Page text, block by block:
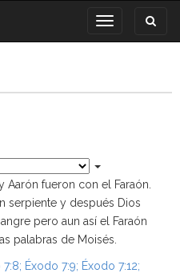
Toggle
navigation
Aarón fueron con el Faraón.
serpiente y después Dios
pero aun así el Faraón
palabras de Moisés.
7:8; Éxodo 7:9; Éxodo 7:12;